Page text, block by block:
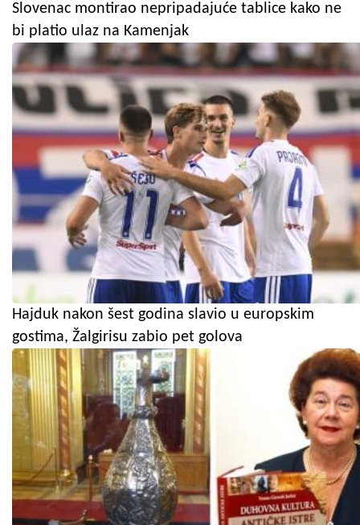
Slovenac montirao nepripadajuće tablice kako ne
bi platio ulaz na Kamenjak
Hajduk nakon šest godina slavio u europskim
gostima, Žalgirisu zabio pet golova